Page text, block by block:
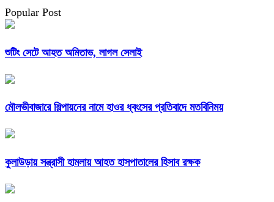
Popular Post
শুটিং সেটে আহত অমিতাভ, লাগল সেলাই
মৌলভীবাজারে শিল্পায়নের নামে হাওর ধ্বংসের প্রতিবাদে মতবিনিময়
কুলাউড়ায় সন্ত্রাসী হামলায় আহত হাসপাতালের হিসাব রক্ষক